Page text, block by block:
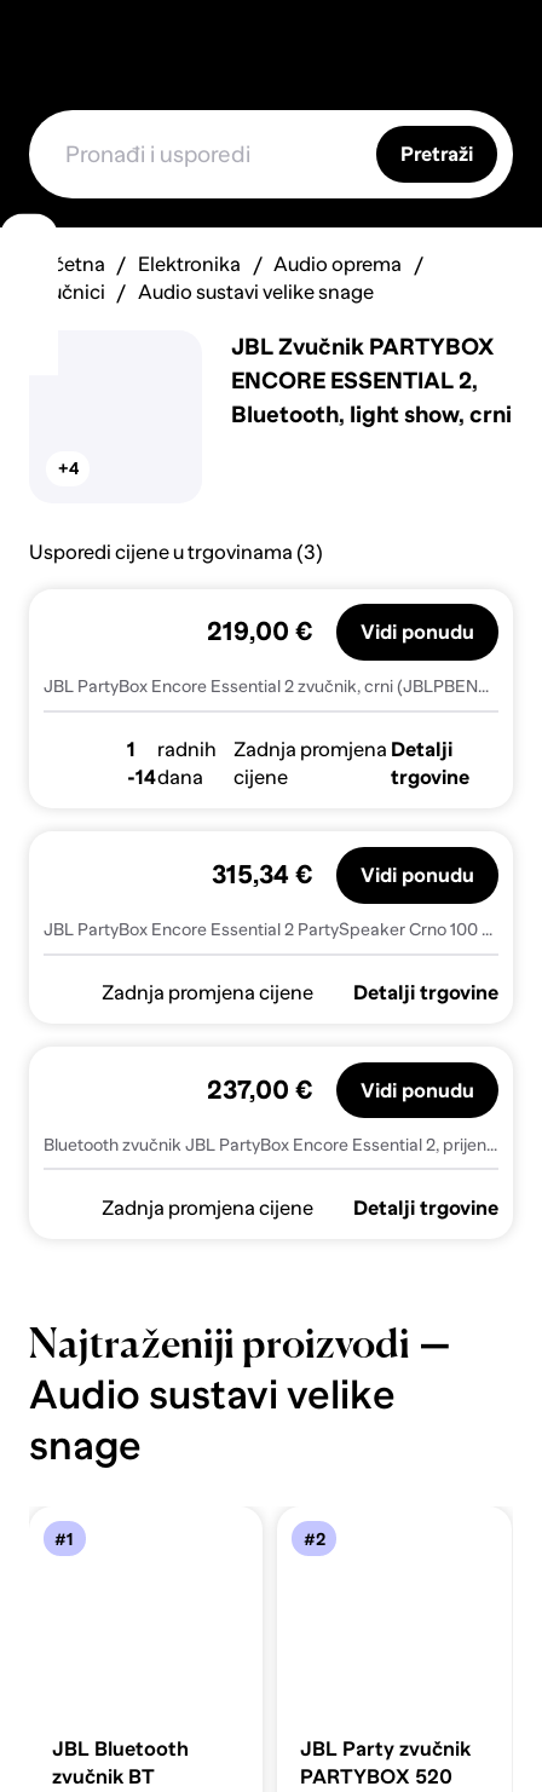
Pretraži
Početna Elektronika
Audio oprema
Zvučnici
Audio sustavi velike snage
+4
JBL Zvučnik PARTYBOX
ENCORE ESSENTIAL 2,
Bluetooth, light show, crni
Usporedi cijene u trgovinama (3)
JBL PartyBox Encore Essential 2 zvučnik, crni (JBLPBENCOREESS2EP)
219,00 € Vidi ponudu
1
-14
radnih
dana
Zadnja promjena
cijene
Detalji
trgovine
JBL PartyBox Encore Essential 2 PartySpeaker Crno 100 W
315,34 € Vidi ponudu
Zadnja promjena cijene Detalji trgovine
Bluetooth zvučnik JBL PartyBox Encore Essential 2, prijenosni, 100W, BT, RGB
237,00 € Vidi ponudu
Zadnja promjena cijene Detalji trgovine
Najtraženiji proizvodi —
Audio sustavi velike
snage
#1
JBL Bluetooth
zvučnik BT
#2
JBL Party zvučnik
PARTYBOX 520